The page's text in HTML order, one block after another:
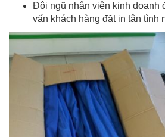
Đội ngũ nhân viên kinh doanh
vấn khách hàng đặt in tận tình